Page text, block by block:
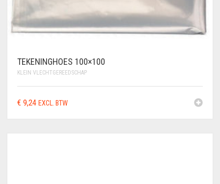
TEKENINGHOES 100×100
KLEIN VLECHTGEREEDSCHAP
€ 9,24 EXCL. BTW